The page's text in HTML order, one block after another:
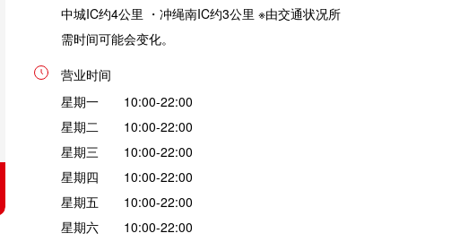
中城IC约4公里 ・冲绳南IC约3公里 ※由交通状况所
需时间可能会变化。
营业时间
星期一 10:00-22:00
星期二 10:00-22:00
星期三 10:00-22:00
星期四 10:00-22:00
星期五 10:00-22:00
星期六 10:00-22:00